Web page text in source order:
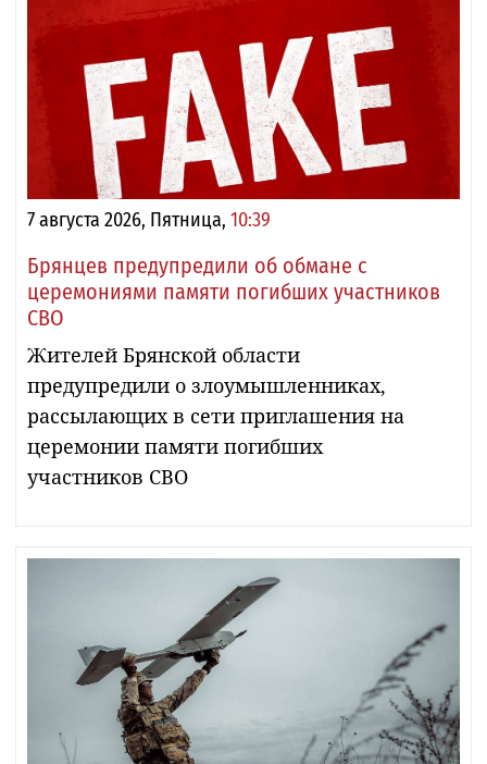
7 августа 2026, Пятница, 10:39
Брянцев предупредили об обмане с
церемониями памяти погибших участников
СВО
Жителей Брянской области
предупредили о злоумышленниках,
рассылающих в сети приглашения на
церемонии памяти погибших
участников СВО